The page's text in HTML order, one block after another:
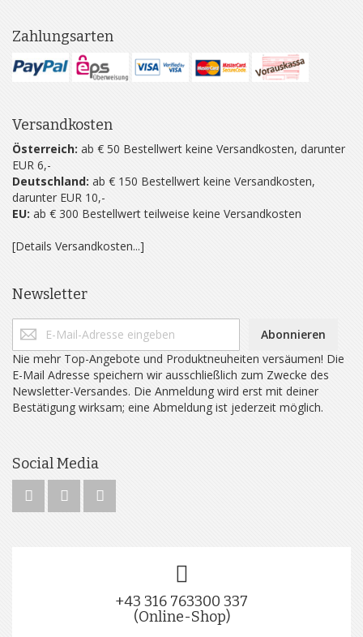
Zahlungsarten
Versandkosten
Österreich: ab € 50 Bestellwert keine Versandkosten, darunter
EUR 6,-
Deutschland: ab € 150 Bestellwert keine Versandkosten,
darunter EUR 10,-
EU: ab € 300 Bestellwert teilweise keine Versandkosten
[Details Versandkosten...]
Newsletter
Abonnieren
Nie mehr Top-Angebote und Produktneuheiten versäumen! Die
E-Mail Adresse speichern wir ausschließlich zum Zwecke des
Newsletter-Versandes. Die Anmeldung wird erst mit deiner
Bestätigung wirksam; eine Abmeldung ist jederzeit möglich.
Social Media
+43 316 763300 337
(Online-Shop)